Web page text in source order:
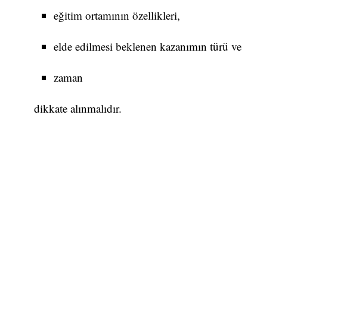
eğitim ortamının özellikleri,
elde edilmesi beklenen kazanımın türü ve
zaman
dikkate alınmalıdır.